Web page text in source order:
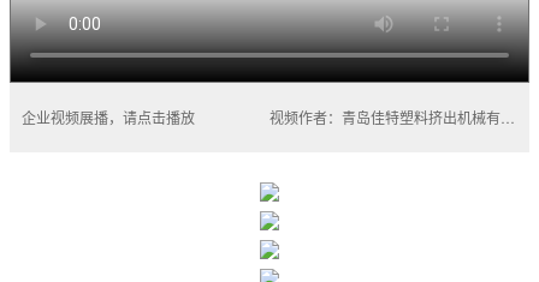
企业视频展播，请点击播放